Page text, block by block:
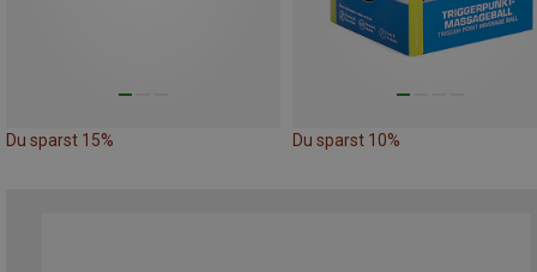
Du sparst 15% Du sparst 10%